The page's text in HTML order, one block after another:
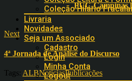
Coleção Hilário
Livraria
Novidades
Seja um Associado
Cadastro
Login
Minha Conta
Logout
PUC-Campinas
Next
4ª Jornada de Análise do Discurso
Tags: ALBNotíciasPublicações